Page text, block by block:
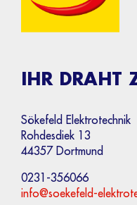
IHR DRAHT
Sökefeld Elektrotechnik
Rohdesdiek 13
44357 Dortmund
0231-356066
info@soekefeld-